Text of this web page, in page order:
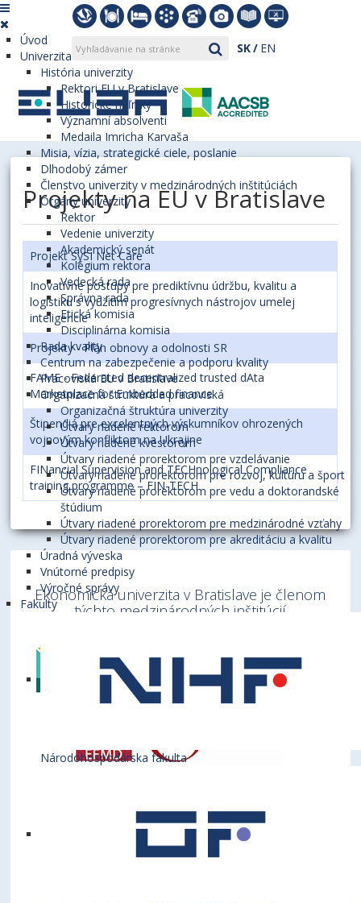
SK EN
Úvod
Univerzita
História univerzity
Rektori EU v Bratislave
Historické míľniky
Významní absolventi
Medaila Imricha Karvaša
Misia, vízia, strategické ciele, poslanie
Dlhodobý zámer
Členstvo univerzity v medzinárodných inštitúciách
Orgány univerzity
Rektor
Vedenie univerzity
Akademický senát
Kolégium rektora
Vedecká rada
Správna rada
Etická komisia
Disciplinárna komisia
Rada kvality
Centrum na zabezpečenie a podporu kvality
Pracoviská EU v Bratislave
Organizačná štruktúra a pracoviská
Organizačná štruktúra univerzity
Útvary riadené rektorom
Útvary riadené kvestorom
Útvary riadené prorektorom pre vzdelávanie
Útvary riadené prorektorom pre rozvoj, kultúru a šport
Útvary riadené prorektorom pre vedu a doktorandské
štúdium
Útvary riadené prorektorom pre medzinárodné vzťahy
Útvary riadené prorektorom pre akreditáciu a kvalitu
Úradná výveska
Vnútorné predpisy
Výročné správy
Fakulty
Národohospodárska fakulta
Projekty na EU v Bratislave
Projekt SySI Net Care
Inovatívne postupy pre prediktívnu údržbu, kvalitu a
logistiku s využitím progresívnych nástrojov umelej
inteligencie
Projekty - Plán obnovy a odolnosti SR
FAME - Federated decentralized trusted dAta
Marketplace for Embedded finance
Štipendiá pre excelentných výskumníkov ohrozených
vojnovým konfliktom na Ukrajine
FINancial Supervision and TECHnological Compliance
training programme – FIN-TECH
Ekonomická univerzita v Bratislave je členom
týchto medzinárodných inštitúcií